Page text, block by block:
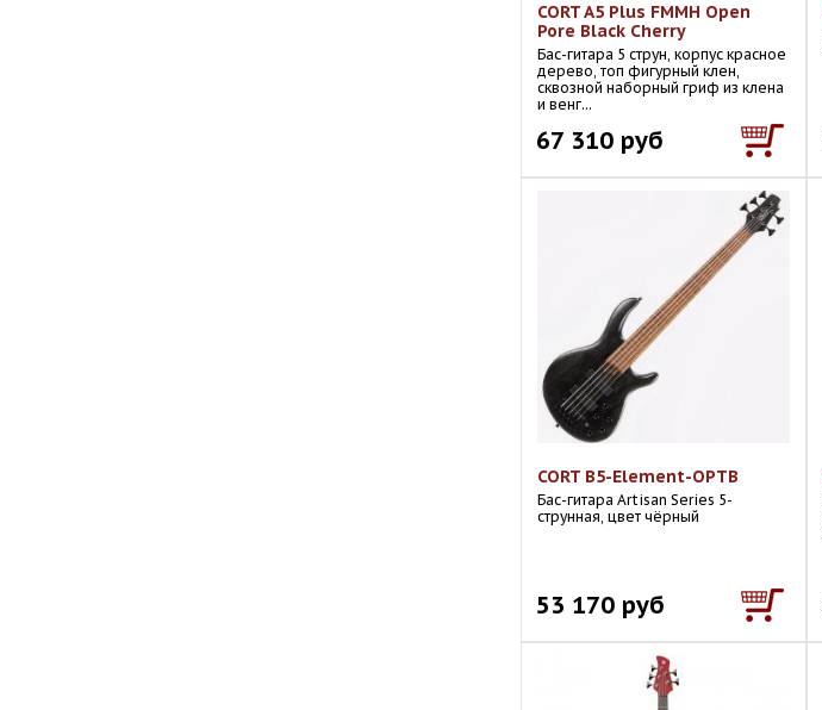
CORT A5 Plus FMMH Open
Pore Black Cherry
Бас-гитара 5 струн, корпус красное
дерево, топ фигурный клен,
сквозной наборный гриф из клена
и венг...
67 310 руб
CORT B5-Element-OPTB
Бас-гитара Artisan Series 5-
струнная, цвет чёрный
53 170 руб